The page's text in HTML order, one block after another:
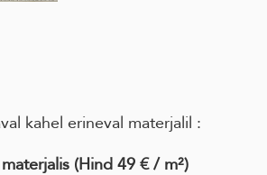
kahel erineval materjalil :
(Hind 49 € / m²)